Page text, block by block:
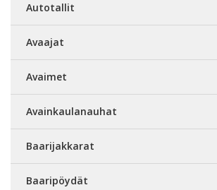
Autotallit
Avaajat
Avaimet
Avainkaulanauhat
Baarijakkarat
Baaripöydät